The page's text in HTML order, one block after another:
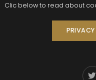
Clic below to read about